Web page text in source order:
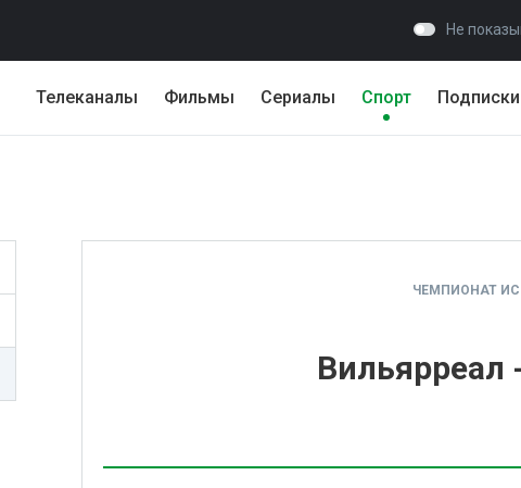
Не
Телеканалы Фильмы Сериалы Спорт Подписки
ЧЕМПИОНАТ
Вильярреал